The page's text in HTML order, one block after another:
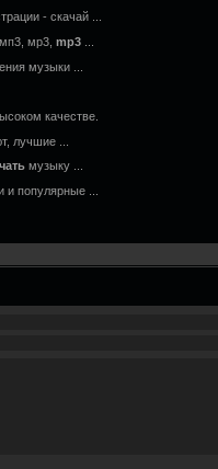
- скачай ...
мр3, mp3
музыки ...
качестве.
лучшие ...
музыку ...
популярные ...